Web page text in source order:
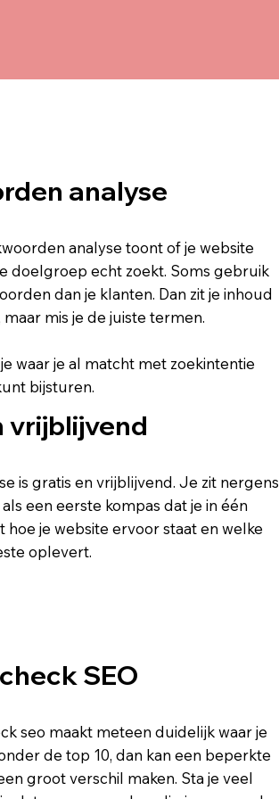
analyse
analyse toont of je website
doelgroep echt zoekt. Soms gebruik
dan je klanten. Dan zit je inhoud
mis je de juiste termen.
waar je al matcht met zoekintentie
bijsturen.
vrijblijvend
is gratis en vrijblijvend. Je zit nergens
een eerste kompas dat je in één
je website ervoor staat en welke
oplevert.
SEO
seo maakt meteen duidelijk waar je
de top 10, dan kan een beperkte
groot verschil maken. Sta je veel